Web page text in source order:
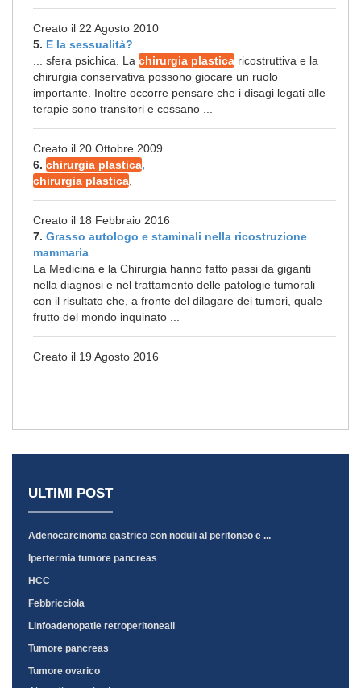
Creato il 22 Agosto 2010
5. E la sessualità?
... sfera psichica. La chirurgia plastica ricostruttiva e la
chirurgia conservativa possono giocare un ruolo
importante. Inoltre occorre pensare che i disagi legati alle
terapie sono transitori e cessano ...
Creato il 20 Ottobre 2009
6. chirurgia plastica,
chirurgia plastica
Creato il 18 Febbraio 2016
7. Grasso autologo e staminali nella ricostruzione
mammaria
La Medicina e la Chirurgia hanno fatto passi da giganti
nella diagnosi e nel trattamento delle patologie tumorali
con il risultato che, a fronte del dilagare dei tumori, quale
frutto del mondo inquinato ...
Creato il 19 Agosto 2016
ULTIMI POST
Adenocarcinoma gastrico con noduli al peritoneo e ...
Ipertermia tumore pancreas
HCC
Febbricciola
Linfoadenopatie retroperitoneali
Tumore pancreas
Tumore ovarico